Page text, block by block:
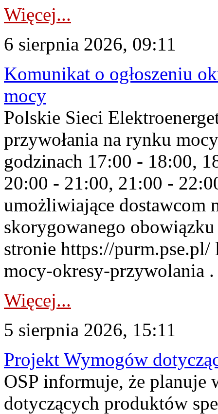
Więcej...
6 sierpnia 2026, 09:11
Komunikat o ogłoszeniu
mocy
Polskie Sieci
przywołania na rynku
godzinach 17:00 - 18:00,
20:00 - 21:00, 21:00 -
umożliwiające dostawcom
skorygowanego
stronie https://
mocy-okresy-przywolania
Więcej...
5 sierpnia 2026, 15:11
Projekt Wymogów
OSP informuje, że planuje
dotyczących produktów